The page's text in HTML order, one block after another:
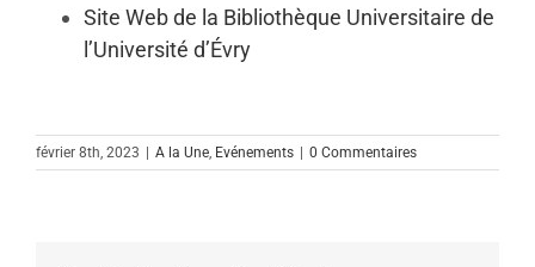
Site Web de la Bibliothèque Universitaire de
l’Université d’Évry
février 8th, 2023 A la Une, Evénements 0 Commentaires